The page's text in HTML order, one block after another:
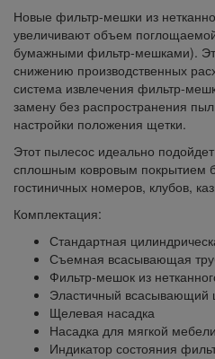
Новые фильтр-мешки из
увеличивают объем
бумажными фильтр-мешками).
снижению производственных
система извлечения фильтр-
замену без распространения
настройки положения щетки.
Этот пылесос идеально
сплошным ковровым покрытием
гостиничных номеров, клубов,
Комплектация:
Стандартная
Съемная всасывающая
Фильтр-мешок из
Эластичный всасывающий
Щелевая насадка
Насадка для мягкой мебели
Индикатор состояния